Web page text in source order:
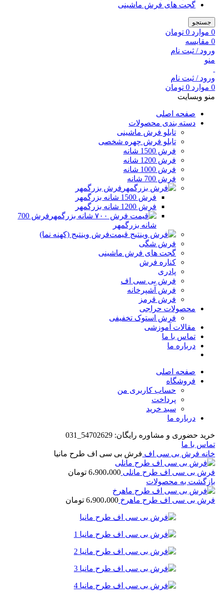
گجت های فرش ماشینی
جستجو
0 موارد 0 تومان
0 مقایسه
ورود / ثبت نام
منو
ورود / ثبت نام
0 موارد 0 تومان
منو وبسایت
صفحه اصلی
دسته بندی محصولات
تابلو فرش ماشینی
تابلو فرش چهره شخصی
فرش 1500 شانه
فرش 1200 شانه
فرش 1000 شانه
فرش 700 شانه
فرش بزرگمهر
فرش 1500 شانه بزرگمهر
فرش 1200 شانه بزرگمهر
فرش 700
شانه بزرگمهر
فرش وینتیج (کهنه نما)
فرش شگی
گجت های فرش ماشینی
کناره فرش
پادری
فرش بی سی اف
فرش آشپرخانه
فرش قرمز
محصولات حراجی
فرش استوک تخفیفی
مقالات آموزشی
تماس با ما
درباره ما
صفحه اصلی
فروشگاه
حساب کاربری من
پرداخت
سبد خرید
درباره ما
خرید حضوری و مشاوره رایگان: 54702629_031
تماس با ما
خانه فرش بی سی اف فرش بی سی اف طرح مانیا
فرش بی سی اف طرح مانلی 6،900،000 تومان
بازگشت به محصولات
فرش بی سی اف طرح ماهرخ 6،900،000 تومان